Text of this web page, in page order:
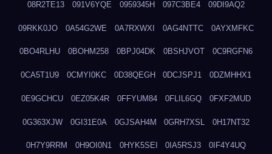
08R2TE13 091V6YQE 0959345H 097C3BE4 09DI9AQ2
09RKK0JO 0A54G2WE 0A7RXWXI 0AG4NTTC 0AYXMFKC
0BO4RLHU 0BOHM258 0BPJ04DK 0BSHJVOT 0C9RGFN6
0CA5T1U9 0CMYI0KC 0D38QEGH 0DCJSPJ1 0DZMHHX1
0E9GCHCU 0EZ05K4R 0FFYUM84 0FLIL6GQ 0FXF2MUD
0G363XJW 0GI31E0A 0GJSAH4M 0GRH7XSL 0H17NT32
0H7Y9RRM 0H9OI0N1 0HYK5SEI 0IA5RSJ3 0IF4Y4UQ